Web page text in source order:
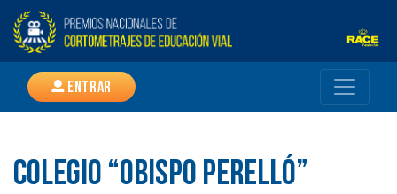
Entrar
COLEGIO “OBISPO PERELLÓ”